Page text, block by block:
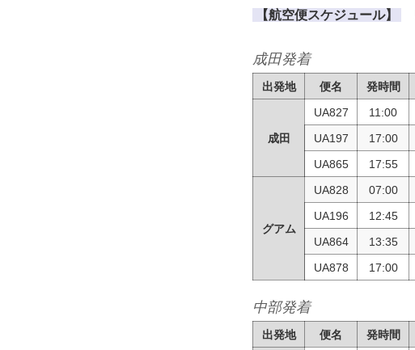
【航空便スケジュール】
出発地 便名 発時間
成田
UA827 11:00
UA197
17:00
UA865
17:55
グアム
UA828 07:00
UA196
12:45
UA864
13:35
UA878
17:00
成田発着
出発地 便名 発時間
中部発着